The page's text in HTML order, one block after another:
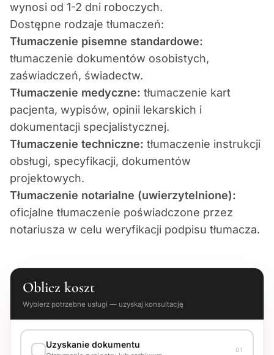
wynosi od 1-2 dni roboczych.
Dostępne rodzaje tłumaczeń:
Tłumaczenie pisemne standardowe:
tłumaczenie dokumentów osobistych,
zaświadczeń, świadectw.
Tłumaczenie medyczne: tłumaczenie kart
pacjenta, wypisów, opinii lekarskich i
dokumentacji specjalistycznej.
Tłumaczenie techniczne: tłumaczenie instrukcji
obsługi, specyfikacji, dokumentów
projektowych.
Tłumaczenie notarialne (uwierzytelnione):
oficjalne tłumaczenie poświadczone przez
notariusza w celu weryfikacji podpisu tłumacza.
Oblicz koszt
Wybierz potrzebne usługi — uzyskaj konsultację
Uzyskanie dokumentu 01